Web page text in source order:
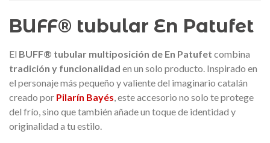
BUFF® tubular En Patufet
El BUFF® tubular multiposición de En Patufet combina
tradición y funcionalidad en un solo producto. Inspirado en
el personaje más pequeño y valiente del imaginario catalán
creado por Pilarín Bayés, este accesorio no solo te protege
del frío, sino que también añade un toque de identidad y
originalidad a tu estilo.